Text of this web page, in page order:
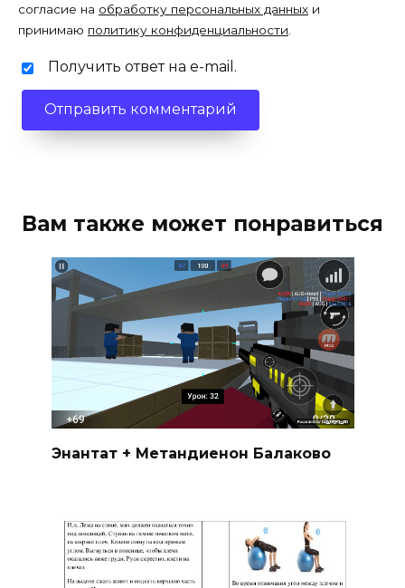
согласие на обработку персональных данных и
принимаю политику конфиденциальности
Получить ответ на e-mail.
Вам также может понравиться
Энантат + Метандиенон Балаково